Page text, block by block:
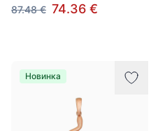
87.48 € 74.36 €
Новинка